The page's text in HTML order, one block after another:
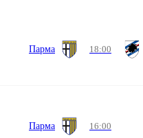
Парма 18:00
Парма 16:00